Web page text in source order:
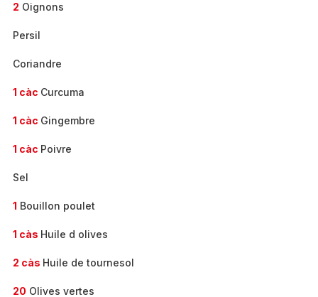
2 Oignons
Persil
Coriandre
1 càc Curcuma
1 càc Gingembre
1 càc Poivre
Sel
1 Bouillon poulet
1 càs Huile d olives
2 càs Huile de tournesol
20 Olives vertes